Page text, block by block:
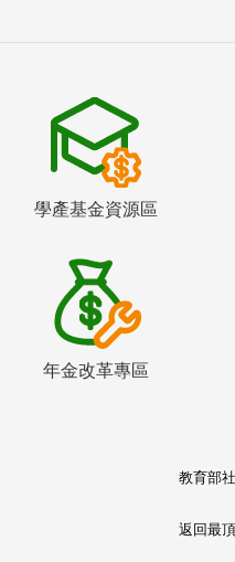
學產基金資源區
年金改革專區
教育部
返回最